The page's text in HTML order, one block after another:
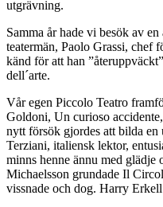
utgrävning.
Samma år hade vi besök av
teatermän, Paolo Grassi,
känd för att han
dell´arte.
Vår egen Piccolo Teatro
Goldoni, Un curioso
nytt försök gjordes att bilda
Terziani, italiensk lektor,
minns henne ännu med
Michaelsson grundade Il
vissnade och dog. Harry